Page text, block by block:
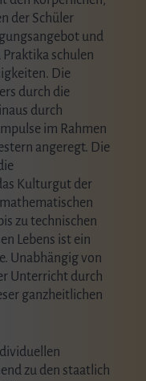
der Schüler
und
Praktika schulen
Die
durch die
durch
im Rahmen
angeregt. Die
Kulturgut der
zu technischen
Lebens ist ein
Unabhängig von
Unterricht durch
ganzheitlichen
zu den staatlich